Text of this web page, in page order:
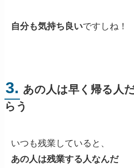
自分も気持ち良いですしね！
3. あの人は早く帰る人
らう
いつも残業していると、
あの人は残業する人なんだ